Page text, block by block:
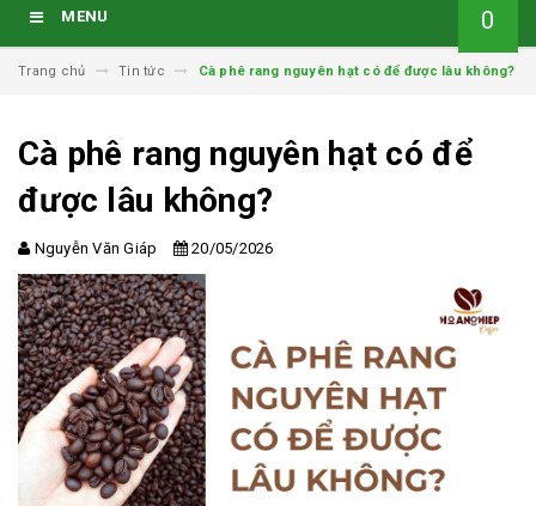
MENU 0
Trang chủ Tin tức Cà phê rang nguyên hạt có để được lâu không?
Cà phê rang nguyên hạt có để
được lâu không?
Nguyễn Văn Giáp 20/05/2026